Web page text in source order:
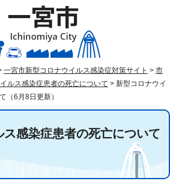
一宮市新型コロナウイルス感染症対策サイト > 市
ルス感染症患者の死亡について > 新型コロナウイ
（6月8日更新）
感染症患者の死亡について